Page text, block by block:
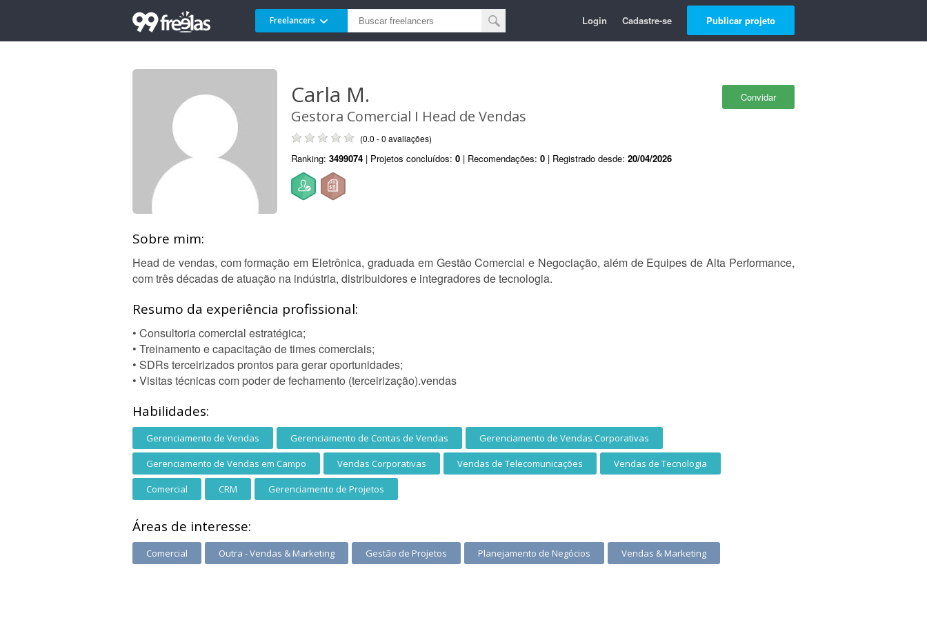
Freelancers Login Cadastre-se Publicar projeto
Convidar
Carla M.
Gestora Comercial I Head de Vendas
(0.0 - 0 avaliações)
Ranking: 3499074 | Projetos concluídos: 0 | Recomendações: 0 | Registrado desde: 20/04/2026
Sobre mim:
Head de vendas, com formação em Eletrônica, graduada em Gestão Comercial e Negociação, além de Equipes de Alta Performance,
com três décadas de atuação na indústria, distribuidores e integradores de tecnologia.
Resumo da experiência profissional:
• Consultoria comercial estratégica;
• Treinamento e capacitação de times comerciais;
• SDRs terceirizados prontos para gerar oportunidades;
• Visitas técnicas com poder de fechamento (terceirização).vendas
Habilidades:
Gerenciamento de Vendas Gerenciamento de Contas de Vendas Gerenciamento de Vendas Corporativas
Gerenciamento de Vendas em Campo Vendas Corporativas Vendas de Telecomunicações Vendas de Tecnologia
Comercial CRM Gerenciamento de Projetos
Áreas de interesse:
Comercial Outra - Vendas & Marketing Gestão de Projetos Planejamento de Negócios Vendas & Marketing